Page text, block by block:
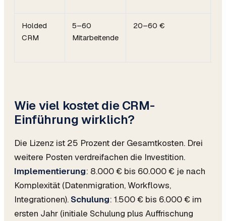
Holded
CRM
5–60
Mitarbeitende
20–60 €
Wie viel kostet die CRM-
Einführung wirklich?
Die Lizenz ist 25 Prozent der Gesamtkosten. Drei
weitere Posten verdreifachen die Investition.
Implementierung: 8.000 € bis 60.000 € je nach
Komplexität (Datenmigration, Workflows,
Integrationen).Schulung: 1.500 € bis 6.000 € im
ersten Jahr (initiale Schulung plus Auffrischung